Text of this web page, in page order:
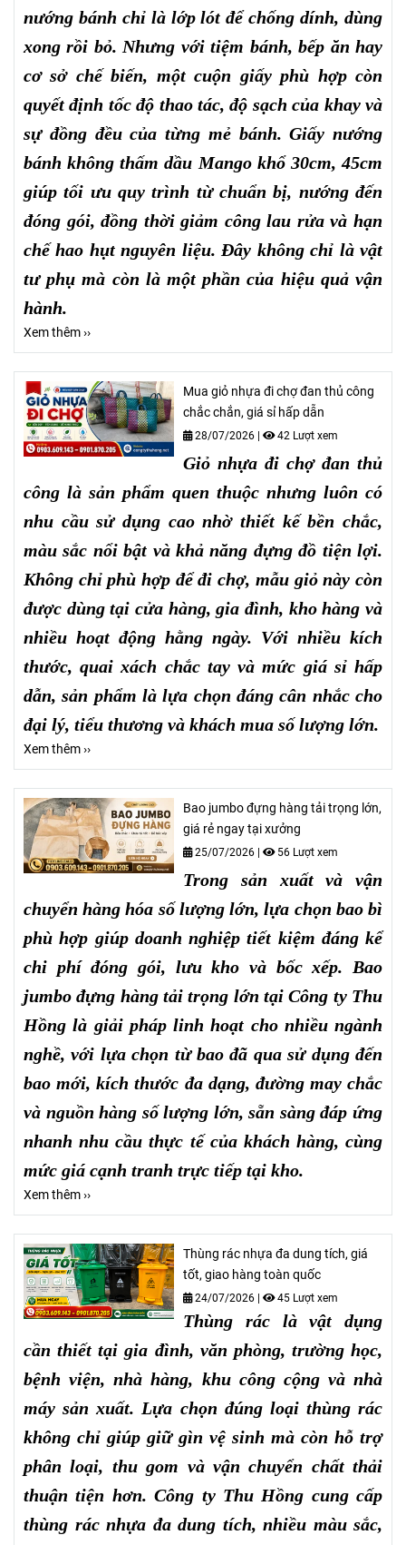
nướng bánh chỉ là lớp lót để chống dính, dùng
xong rồi bỏ. Nhưng với tiệm bánh, bếp ăn hay
cơ sở chế biến, một cuộn giấy phù hợp còn
quyết định tốc độ thao tác, độ sạch của khay và
sự đồng đều của từng mẻ bánh. Giấy nướng
bánh không thấm dầu Mango khổ 30cm, 45cm
giúp tối ưu quy trình từ chuẩn bị, nướng đến
đóng gói, đồng thời giảm công lau rửa và hạn
chế hao hụt nguyên liệu. Đây không chỉ là vật
tư phụ mà còn là một phần của hiệu quả vận
hành.
Xem thêm ››
Mua giỏ nhựa đi chợ đan thủ công
chắc chắn, giá sỉ hấp dẫn
28/07/2026 | 42 Lượt xem
Giỏ nhựa đi chợ đan thủ
công là sản phẩm quen thuộc nhưng luôn có
nhu cầu sử dụng cao nhờ thiết kế bền chắc,
màu sắc nổi bật và khả năng đựng đồ tiện lợi.
Không chỉ phù hợp để đi chợ, mẫu giỏ này còn
được dùng tại cửa hàng, gia đình, kho hàng và
nhiều hoạt động hằng ngày. Với nhiều kích
thước, quai xách chắc tay và mức giá sỉ hấp
dẫn, sản phẩm là lựa chọn đáng cân nhắc cho
đại lý, tiểu thương và khách mua số lượng lớn.
Xem thêm ››
Bao jumbo đựng hàng tải trọng lớn,
giá rẻ ngay tại xưởng
25/07/2026 | 56 Lượt xem
Trong sản xuất và vận
chuyển hàng hóa số lượng lớn, lựa chọn bao bì
phù hợp giúp doanh nghiệp tiết kiệm đáng kể
chi phí đóng gói, lưu kho và bốc xếp. Bao
jumbo đựng hàng tải trọng lớn tại Công ty Thu
Hồng là giải pháp linh hoạt cho nhiều ngành
nghề, với lựa chọn từ bao đã qua sử dụng đến
bao mới, kích thước đa dạng, đường may chắc
và nguồn hàng số lượng lớn, sẵn sàng đáp ứng
nhanh nhu cầu thực tế của khách hàng, cùng
mức giá cạnh tranh trực tiếp tại kho.
Xem thêm ››
Thùng rác nhựa đa dung tích, giá
tốt, giao hàng toàn quốc
24/07/2026 | 45 Lượt xem
Thùng rác là vật dụng
cần thiết tại gia đình, văn phòng, trường học,
bệnh viện, nhà hàng, khu công cộng và nhà
máy sản xuất. Lựa chọn đúng loại thùng rác
không chỉ giúp giữ gìn vệ sinh mà còn hỗ trợ
phân loại, thu gom và vận chuyển chất thải
thuận tiện hơn. Công ty Thu Hồng cung cấp
thùng rác nhựa đa dung tích, nhiều màu sắc,